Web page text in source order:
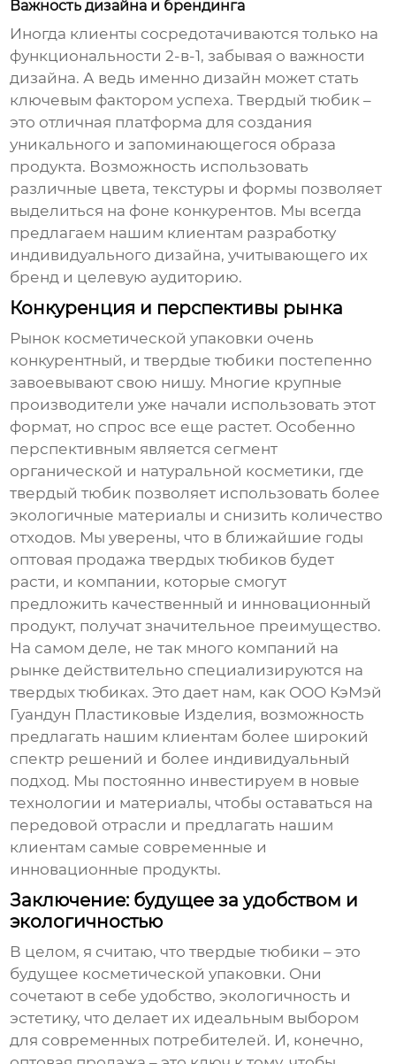
Важность дизайна и брендинга
Иногда клиенты сосредотачиваются только на
функциональности 2-в-1, забывая о важности
дизайна. А ведь именно дизайн может стать
ключевым фактором успеха. Твердый тюбик –
это отличная платформа для создания
уникального и запоминающегося образа
продукта. Возможность использовать
различные цвета, текстуры и формы позволяет
выделиться на фоне конкурентов. Мы всегда
предлагаем нашим клиентам разработку
индивидуального дизайна, учитывающего их
бренд и целевую аудиторию.
Конкуренция и перспективы рынка
Рынок косметической упаковки очень
конкурентный, итвердые тюбики постепенно
завоевывают свою нишу. Многие крупные
производители уже начали использовать этот
формат, но спрос все еще растет. Особенно
перспективным является сегмент
органической и натуральной косметики, где
твердый тюбик позволяет использовать более
экологичные материалы и снизить количество
отходов. Мы уверены, что в ближайшие годы
оптовая продажа твердых тюбиков будет
расти, и компании, которые смогут
предложить качественный и инновационный
продукт, получат значительное преимущество.
На самом деле, не так много компаний на
рынке действительно специализируются на
твердых тюбиках. Это дает нам, как ООО КэМэй
Гуандун Пластиковые Изделия, возможность
предлагать нашим клиентам более широкий
спектр решений и более индивидуальный
подход. Мы постоянно инвестируем в новые
технологии и материалы, чтобы оставаться на
передовой отрасли и предлагать нашим
клиентам самые современные и
инновационные продукты.
Заключение: будущее за удобством и
экологичностью
В целом, я считаю, чтотвердые тюбики – это
будущее косметической упаковки. Они
сочетают в себе удобство, экологичность и
эстетику, что делает их идеальным выбором
для современных потребителей. И, конечно,